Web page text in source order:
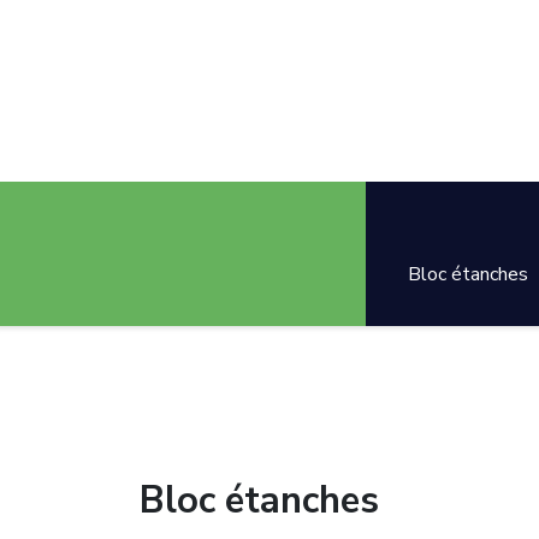
Bloc étanches
Bloc étanches